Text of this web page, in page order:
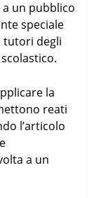
un pubblico
speciale
tutori degli
la
reati
l’articolo
a un